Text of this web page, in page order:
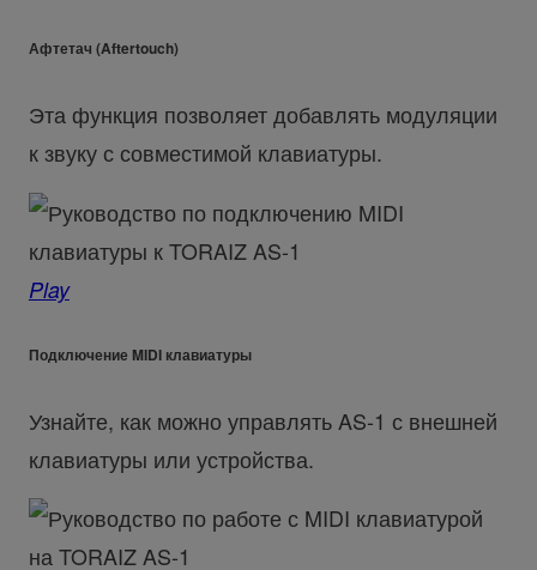
Афтетач (Aftertouch)
Эта функция позволяет добавлять модуляции
к звуку с совместимой клавиатуры.
Play
Подключение MIDI клавиатуры
Узнайте, как можно управлять AS-1 с внешней
клавиатуры или устройства.